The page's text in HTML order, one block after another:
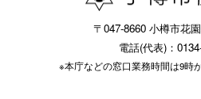
〒047-8660 小樽市花
電話(代表)：
※本庁などの窓口業務時間は9時